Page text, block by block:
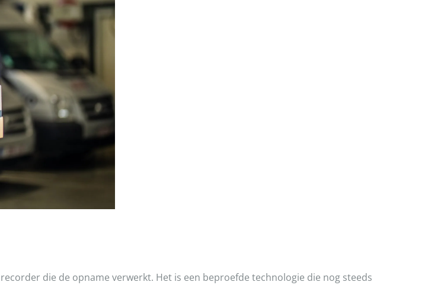
die de opname verwerkt. Het is een beproefde technologie die nog steeds